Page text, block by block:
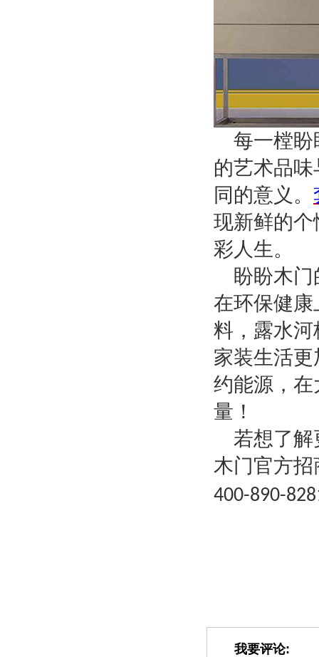
每一樘盼
的艺术品
同的意义。
现新鲜的
彩人生。
盼盼木
在环保健
料，露水
家装生活
约能源，
量！
若想了解
木门官方招
400-890-
我要评论: